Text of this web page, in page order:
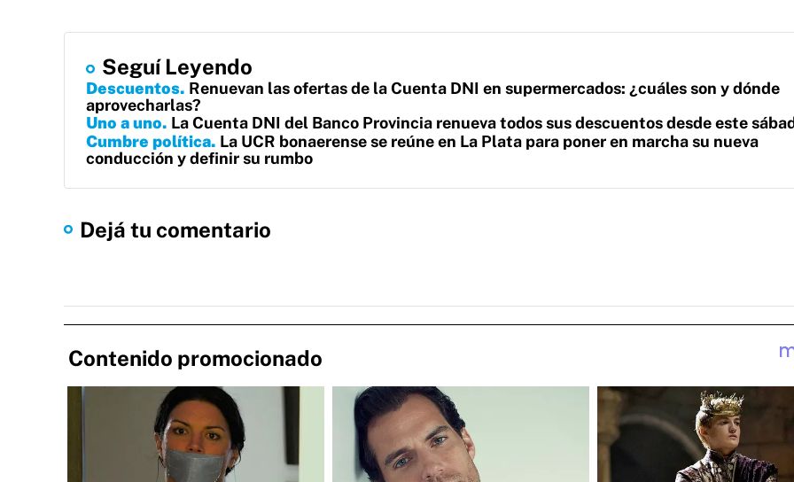
Seguí Leyendo
Descuentos Renuevan las ofertas de la Cuenta DNI en supermercados: ¿cuáles son y dónde
aprovecharlas?
Uno a uno La Cuenta DNI del Banco Provincia renueva todos sus descuentos desde este
Cumbre política La UCR bonaerense se reúne en La Plata para poner en marcha su nueva
conducción y definir su rumbo
Dejá tu comentario